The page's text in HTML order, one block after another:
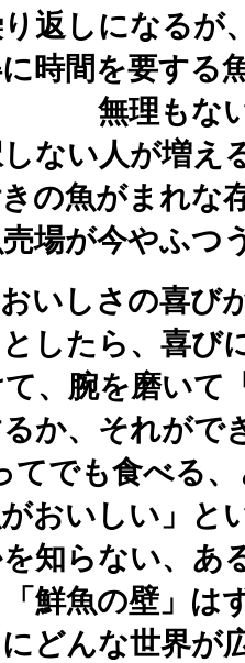
返しになるが
時間を要する
無理もな
ない人が増え
の魚がまれな
場が今やふつ
いしさの喜び
したら、喜び
、腕を磨いて
か、それがで
てでも食べる
おいしい」と
知らない、あ
鮮魚の壁」は
どんな世界が